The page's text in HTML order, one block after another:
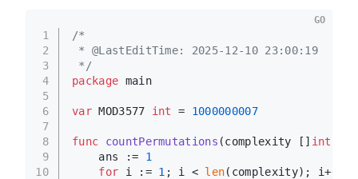
1
2
3
4
5
6
7
8
9
10
/*
* @LastEditTime: 2025-12-10 23:00:19
*/
package main
var MOD3577 int = 1000000007
func countPermutations (complexity [] int
    ans :=
1
for i := 1 ; i < len(complexity); i++ {
GO